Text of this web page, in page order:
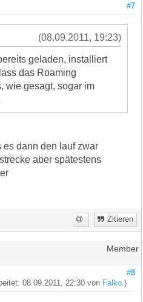
#7
(08.09.2011, 19:23)
geladen, installiert
das Roaming
wie gesagt, sogar im
es dann den lauf zwar
aber spätestens
Zitieren
Member
#8
08.09.2011, 22:30 von Falko .)